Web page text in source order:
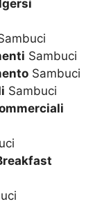
Sambuci
Sambuci
Sambuci